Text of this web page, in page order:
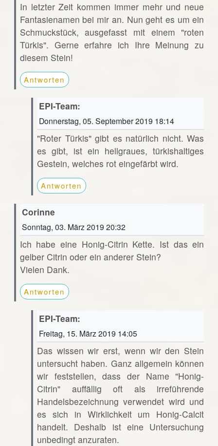
In letzter Zeit kommen immer mehr und neue
Fantasienamen bei mir an. Nun geht es um ein
Schmuckstück, ausgefasst mit einem "roten
Türkis". Gerne erfahre ich Ihre Meinung zu
diesem Stein!
Antworten
EPI-Team:
Donnerstag, 05. September 2019 18:14
"Roter Türkis" gibt es natürlich nicht. Was
es gibt, ist ein hellgraues, türkishaltiges
Gestein, welches rot eingefärbt wird.
Antworten
Corinne
Sonntag, 03. März 2019 20:32
Ich habe eine Honig-Citrin Kette. Ist das ein
gelber Citrin oder ein anderer Stein?
Vielen Dank.
Antworten
EPI-Team:
Freitag, 15. März 2019 14:05
Das wissen wir erst, wenn wir den Stein
untersucht haben. Ganz allgemein können
wir feststellen, dass der Name "Honig-
Citrin" auffällig oft als irreführende
Handelsbezeichnung verwendet wird und
es sich in Wirklichkeit um Honig-Calcit
handelt. Deshalb ist eine Untersuchung
unbedingt anzuraten.